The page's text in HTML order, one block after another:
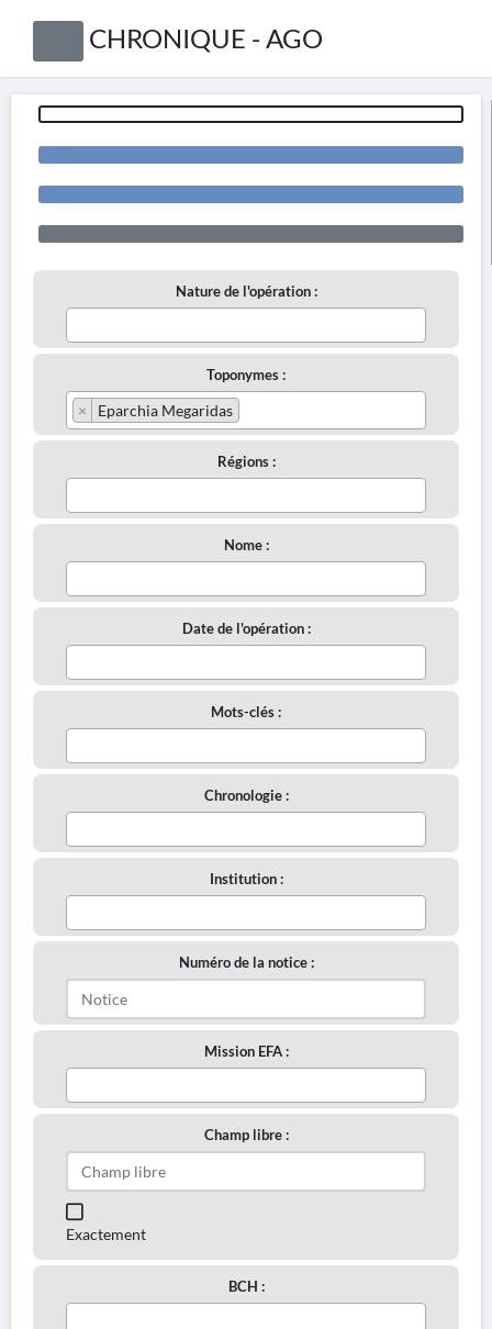
CHRONIQUE - AGO
Nature de l'opération :
Toponymes :
× Eparchia Megaridas
Régions :
Nome :
Date de l'opération :
Mots-clés :
Chronologie :
Institution :
Numéro de la notice :
Mission EFA :
Champ libre :
Exactement
BCH :